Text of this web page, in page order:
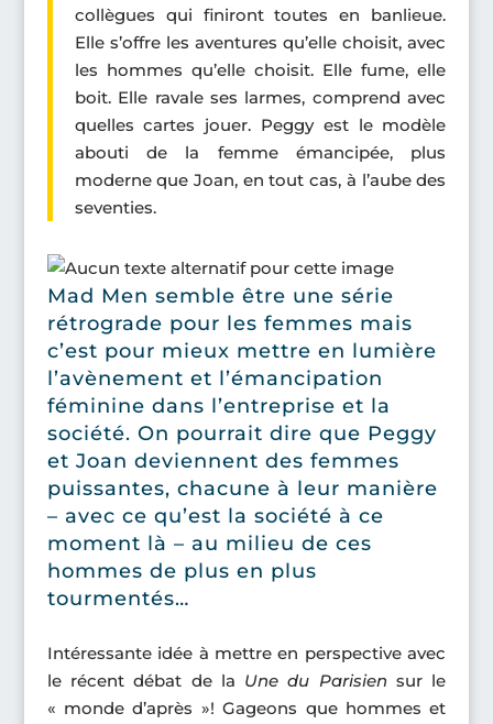
collègues qui finiront toutes en banlieue.
Elle s’offre les aventures qu’elle choisit, avec
les hommes qu’elle choisit. Elle fume, elle
boit. Elle ravale ses larmes, comprend avec
quelles cartes jouer. Peggy est le modèle
abouti de la femme émancipée, plus
moderne que Joan, en tout cas, à l’aube des
seventies.
Mad Men semble être une série
rétrograde pour les femmes mais
c’est pour mieux mettre en lumière
l’avènement et l’émancipation
féminine dans l’entreprise et la
société. On pourrait dire que Peggy
et Joan deviennent des femmes
puissantes, chacune à leur manière
– avec ce qu’est la société à ce
moment là – au milieu de ces
hommes de plus en plus
tourmentés…
Intéressante idée à mettre en perspective avec
le récent débat de la Une du Parisien sur le
« monde d’après »! Gageons que hommes et